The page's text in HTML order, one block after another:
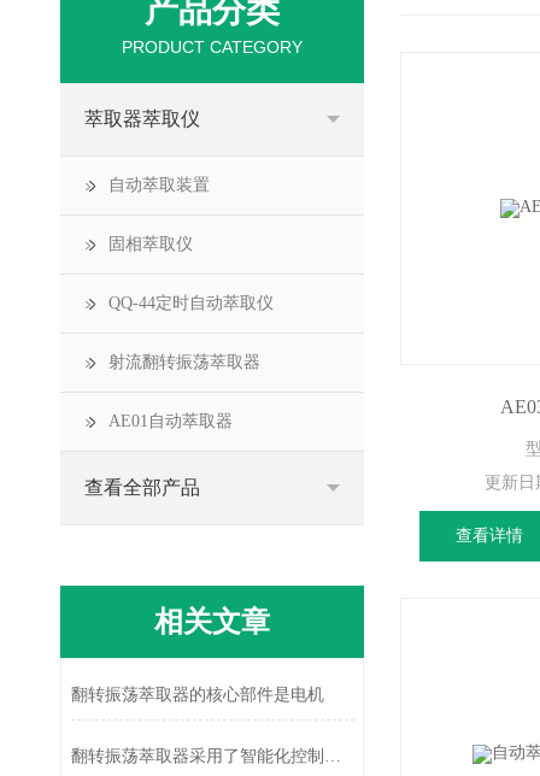
产品分类
PRODUCT CATEGORY
萃取器萃取仪
自动萃取装置
固相萃取仪
QQ-44定时自动萃取仪
射流翻转振荡萃取器
AE01自动萃取器
查看全部产品
相关文章
翻转振荡萃取器的核心部件是电机
翻转振荡萃取器采用了智能化控制系统
更新日
查看详情